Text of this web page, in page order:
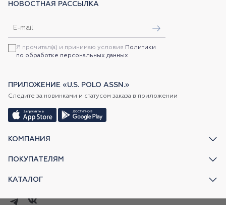
КОМПАНИЯ
ПОКУПАТЕЛЯМ
КАТАЛОГ
НОВОСТНАЯ РАССЫЛКА
Я прочитал(а) и принимаю условия Политики
по обработке персональных данных
ПРИЛОЖЕНИЕ «U.S. POLO ASSN.»
Следите за новинками и статусом заказа в приложении